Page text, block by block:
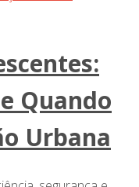
Quando
Urbana